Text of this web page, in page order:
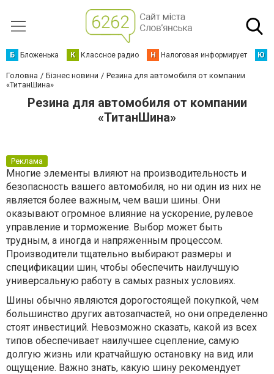
Б Бложенька К Классное радио Н Налоговая информирует Ю
Головна Бізнес новини
Резина для автомобиля от компании
«ТитанШина»
Резина для автомобиля от компании
«ТитанШина»
Реклама
Многие элементы влияют на производительность и
безопасность вашего автомобиля, но ни один из них не
является более важным, чем ваши шины. Они
оказывают огромное влияние на ускорение, рулевое
управление и торможение. Выбор может быть
трудным, а иногда и напряженным процессом.
Производители тщательно выбирают размеры и
спецификации шин, чтобы обеспечить наилучшую
универсальную работу в самых разных условиях.
Шины обычно являются дорогостоящей покупкой, чем
большинство других автозапчастей, но они определенно
стоят инвестиций. Невозможно сказать, какой из всех
типов обеспечивает наилучшее сцепление, самую
долгую жизнь или кратчайшую остановку на вид или
ощущение. Важно знать, какую шину рекомендует